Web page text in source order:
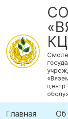
центр
Главная Об